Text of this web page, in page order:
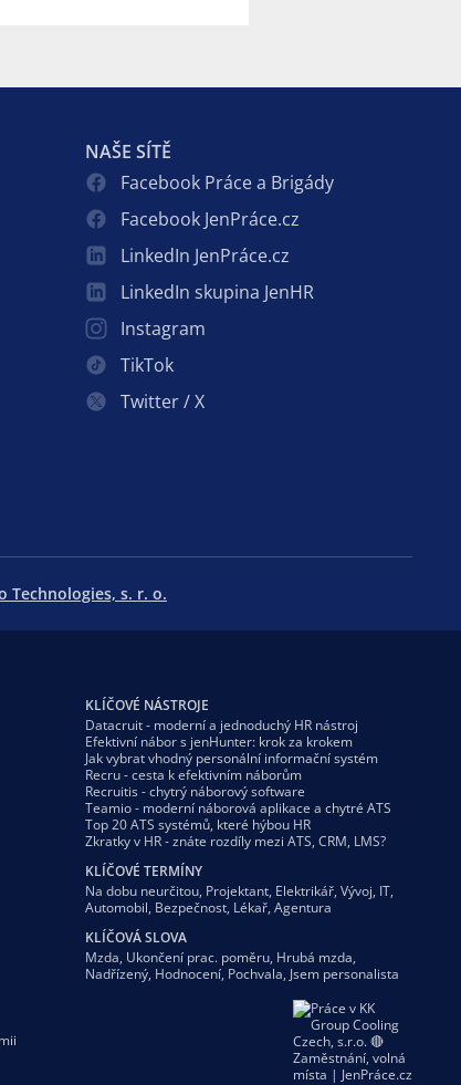
NAŠE SÍTĚ
Facebook Práce a Brigády
Facebook JenPráce.cz
LinkedIn JenPráce.cz
LinkedIn skupina JenHR
Instagram
TikTok
Twitter / X
Technologies, s. r. o.
KLÍČOVÉ NÁSTROJE
Datacruit - moderní a jednoduchý HR nástroj
Efektivní nábor s jenHunter: krok za krokem
Jak vybrat vhodný personální informační systém
Recru - cesta k efektivním náborům
Recruitis - chytrý náborový software
Teamio - moderní náborová aplikace a chytré ATS
Top 20 ATS systémů, které hýbou HR
Zkratky v HR - znáte rozdíly mezi ATS, CRM, LMS?
KLÍČOVÉ TERMÍNY
Na dobu neurčitou, Projektant, Elektrikář, Vývoj, IT,
Automobil, Bezpečnost, Lékař, Agentura
KLÍČOVÁ SLOVA
Mzda, Ukončení prac. poměru, Hrubá mzda,
Nadřízený, Hodnocení, Pochvala, Jsem personalista